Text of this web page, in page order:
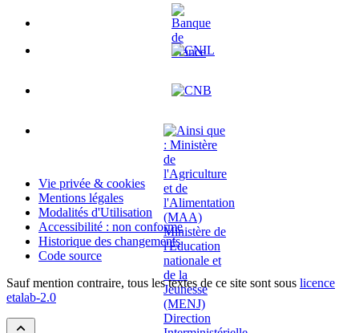
Vie privée & cookies
Mentions légales
Modalités d'Utilisation
Accessibilité : non conforme
Historique des changements
Code source
Sauf mention contraire, tous les textes de ce site sont sous licence
etalab-2.0